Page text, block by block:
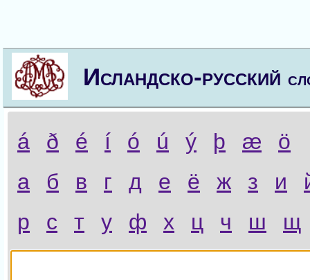
Исландско-русский
á ð é í ó ú ý þ æ
ö
а
б в г д е ё ж з и
р
с т у ф х ц ч ш щ